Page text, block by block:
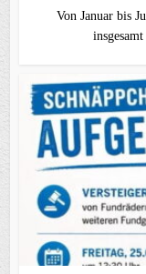
Von Januar bis